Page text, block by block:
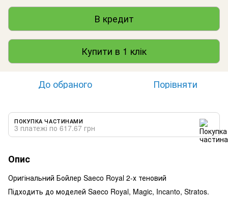
В кредит
Купити в 1 клік
До обраного Порівняти
ПОКУПКА ЧАСТИНАМИ
3 платежі по 617.67 грн
Опис
Оригінальний Бойлер Saeco Royal 2-х теновий
Підходить до моделей Saeco Royal, Magic, Incanto, Stratos.